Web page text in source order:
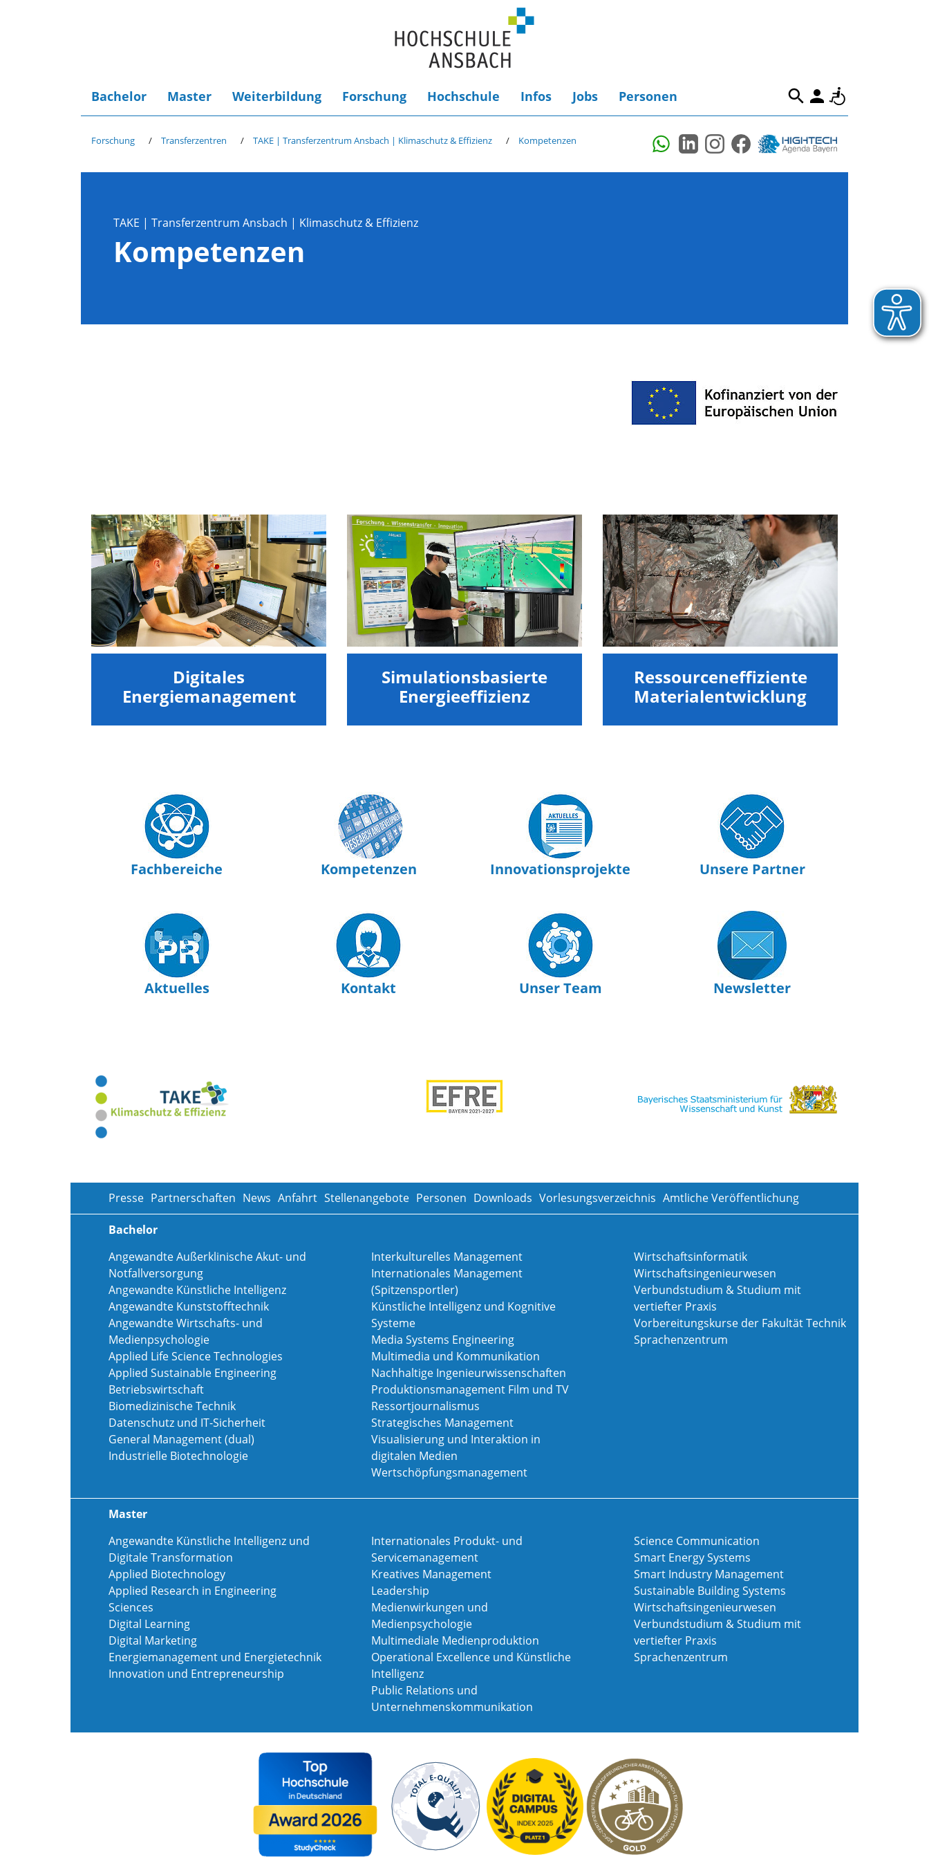
Bachelor Master Weiterbildung Forschung Hochschule Infos Jobs Personen
Forschung Transferzentren TAKE | Transferzentrum Ansbach | Klimaschutz & Effizienz Kompetenzen
TAKE | Transferzentrum Ansbach | Klimaschutz & Effizienz
Kompetenzen
Digitales
Energiemanagement
Simulationsbasierte
Energieeffizienz
Ressourceneffiziente
Materialentwicklung
Fachbereiche Kompetenzen Innovationsprojekte Unsere Partner
Aktuelles Kontakt Unser Team Newsletter
Presse Partnerschaften News Anfahrt Stellenangebote Personen Downloads Vorlesungsverzeichnis Amtliche Veröffentlichung
Bachelor
Angewandte Außerklinische Akut- und
Notfallversorgung
Angewandte Künstliche Intelligenz
Angewandte Kunststofftechnik
Angewandte Wirtschafts- und
Medienpsychologie
Applied Life Science Technologies
Applied Sustainable Engineering
Betriebswirtschaft
Biomedizinische Technik
Datenschutz und IT-Sicherheit
General Management (dual)
Industrielle Biotechnologie
Interkulturelles Management
Internationales Management
(Spitzensportler)
Künstliche Intelligenz und Kognitive
Systeme
Media Systems Engineering
Multimedia und Kommunikation
Nachhaltige Ingenieurwissenschaften
Produktionsmanagement Film und TV
Ressortjournalismus
Strategisches Management
Visualisierung und Interaktion in
digitalen Medien
Wertschöpfungsmanagement
Wirtschaftsinformatik
Wirtschaftsingenieurwesen
Verbundstudium & Studium mit
vertiefter Praxis
Vorbereitungskurse der Fakultät Technik
Sprachenzentrum
Master
Angewandte Künstliche Intelligenz und
Digitale Transformation
Applied Biotechnology
Applied Research in Engineering
Sciences
Digital Learning
Digital Marketing
Energiemanagement und Energietechnik
Innovation und Entrepreneurship
Internationales Produkt- und
Servicemanagement
Kreatives Management
Leadership
Medienwirkungen und
Medienpsychologie
Multimediale Medienproduktion
Operational Excellence und Künstliche
Intelligenz
Public Relations und
Unternehmenskommunikation
Science Communication
Smart Energy Systems
Smart Industry Management
Sustainable Building Systems
Wirtschaftsingenieurwesen
Verbundstudium & Studium mit
vertiefter Praxis
Sprachenzentrum